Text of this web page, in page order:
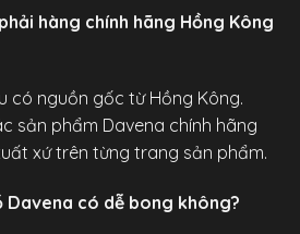
hàng chính hãng Hồng Kông
có nguồn gốc từ Hồng Kông.
sản phẩm Davena chính hãng
xứ trên từng trang sản phẩm.
có dễ bong không?